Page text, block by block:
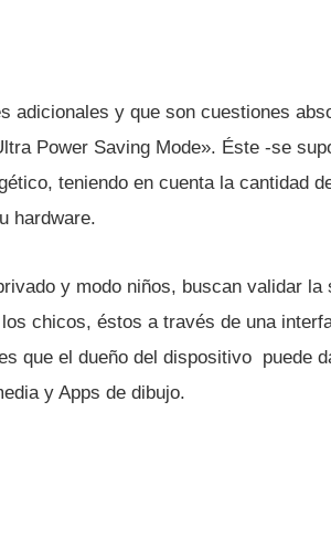
adicionales y que son cuestiones
Power Saving Mode». Éste -se
teniendo en cuenta la cantidad
hardware.
y modo niños, buscan validar la
chicos, éstos a través de una
que el dueño del dispositivo puede
y Apps de dibujo.